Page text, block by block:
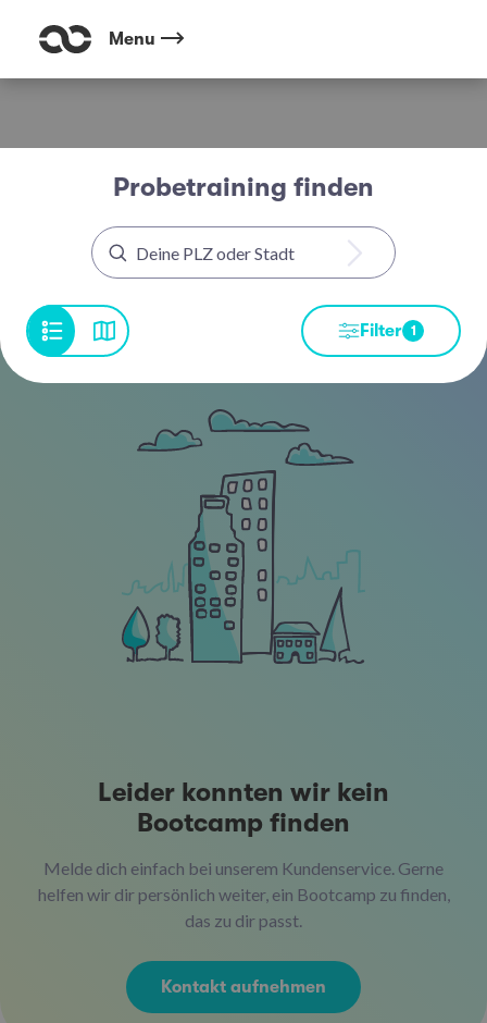
Menu
Probetraining finden
Filter 1
Leider konnten wir kein
Bootcamp finden
Melde dich einfach bei unserem Kundenservice. Gerne
helfen wir dir persönlich weiter, ein Bootcamp zu finden,
das zu dir passt.
Kontakt aufnehmen